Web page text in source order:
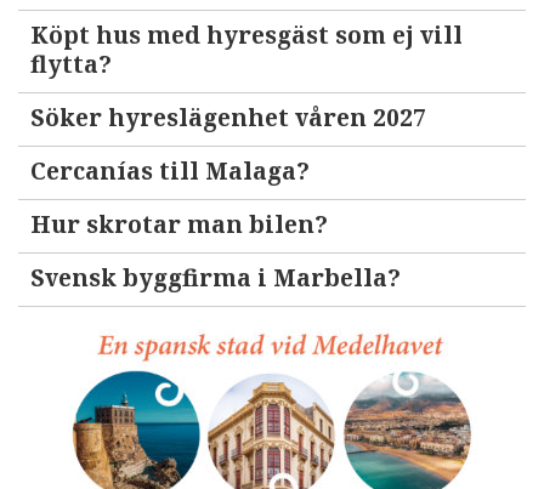
Köpt hus med hyresgäst som ej vill
flytta?
Söker hyreslägenhet våren 2027
Cercanías till Malaga?
Hur skrotar man bilen?
Svensk byggfirma i Marbella?